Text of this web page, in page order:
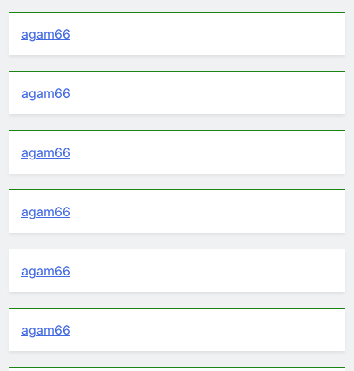
agam66
agam66
agam66
agam66
agam66
agam66